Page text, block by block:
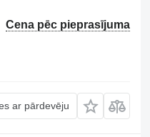
Cena pēc pieprasījuma
ar pārdevēju